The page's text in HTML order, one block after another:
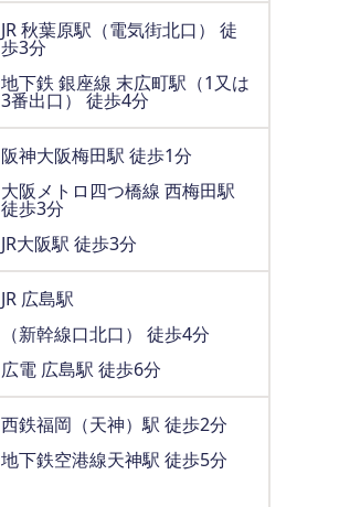
JR 秋葉原駅（電気街北口） 徒
歩3分
地下鉄 銀座線 末広町駅（1又は
3番出口） 徒歩4分
阪神大阪梅田駅 徒歩1分
大阪メトロ四つ橋線 西梅田駅
徒歩3分
JR大阪駅 徒歩3分
JR 広島駅
（新幹線口北口） 徒歩4分
広電 広島駅 徒歩6分
西鉄福岡（天神）駅 徒歩2分
地下鉄空港線天神駅 徒歩5分